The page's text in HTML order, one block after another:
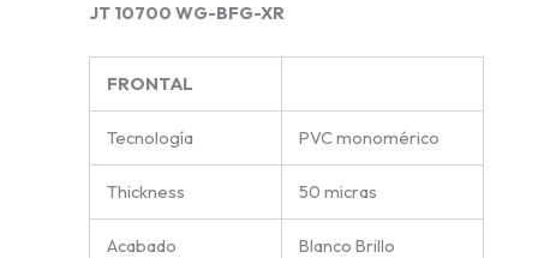
JT 10700 WG-BFG-XR
FRONTAL
Tecnología PVC monomérico
Thickness 50 micras
Acabado Blanco Brillo